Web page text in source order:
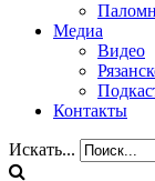
Медиа
Видео
Контакты
Искать...